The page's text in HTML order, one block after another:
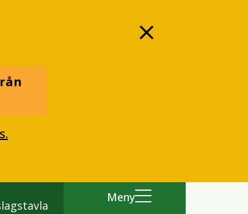
Meny